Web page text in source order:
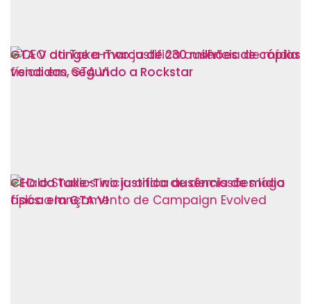
GTA V atinge a marca de 230 milhões de cópias
vendidas, segundo a Rockstar
CEO da Take-Two justifica ausência de mídia
física em GTA VI